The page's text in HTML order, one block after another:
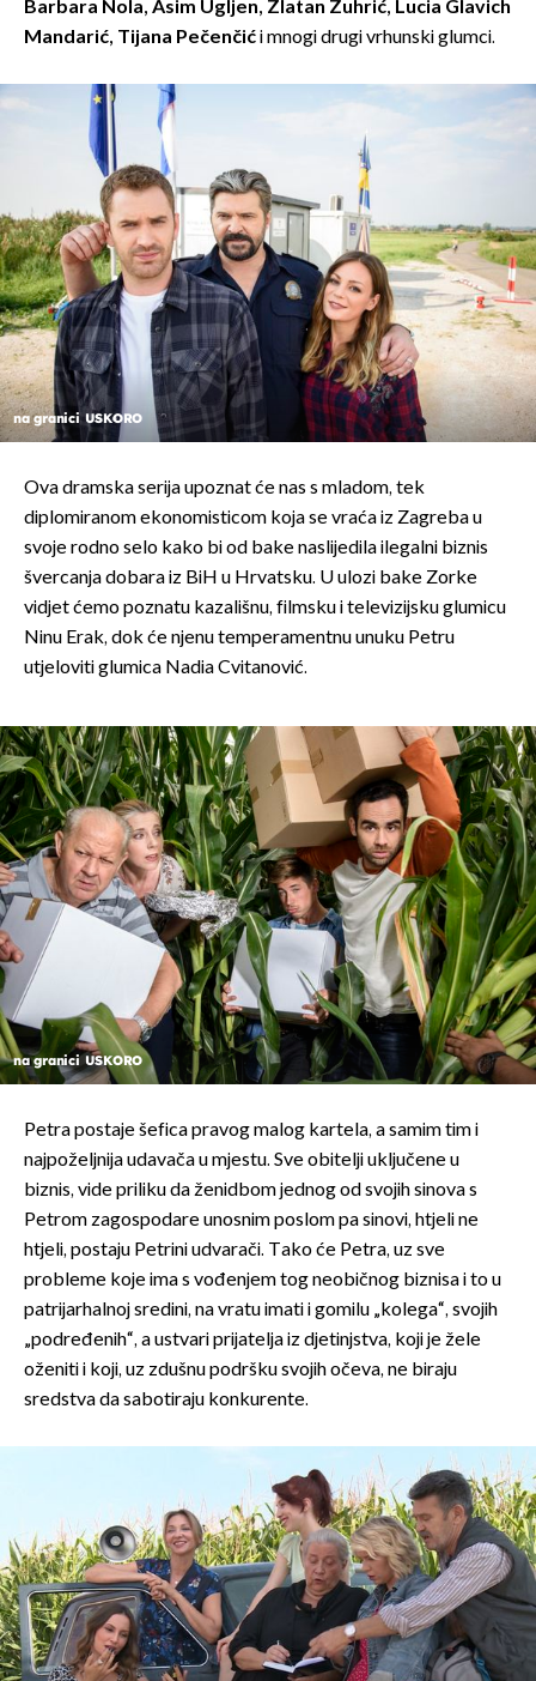
Barbara Nola, Asim Ugljen, Zlatan Zuhrić, Lucia Glavich
Mandarić, Tijana Pečenčići mnogi drugi vrhunski glumci.
na granici USKORO
Ova dramska serija upoznat će nas s mladom, tek
diplomiranom ekonomisticom koja se vraća iz Zagreba u
svoje rodno selo kako bi od bake naslijedila ilegalni biznis
švercanja dobara iz BiH u Hrvatsku. U ulozi bake Zorke
vidjet ćemo poznatu kazališnu, filmsku i televizijsku glumicu
Ninu Erak, dok će njenu temperamentnu unuku Petru
utjeloviti glumica Nadia Cvitanović.
na granici USKORO
Petra postaje šefica pravog malog kartela, a samim tim i
najpoželjnija udavača u mjestu. Sve obitelji uključene u
biznis, vide priliku da ženidbom jednog od svojih sinova s
Petrom zagospodare unosnim poslom pa sinovi, htjeli ne
htjeli, postaju Petrini udvarači. Tako će Petra, uz sve
probleme koje ima s vođenjem tog neobičnog biznisa i to u
patrijarhalnoj sredini, na vratu imati i gomilu „kolega“, svojih
„podređenih“, a ustvari prijatelja iz djetinjstva, koji je žele
oženiti i koji, uz zdušnu podršku svojih očeva, ne biraju
sredstva da sabotiraju konkurente.